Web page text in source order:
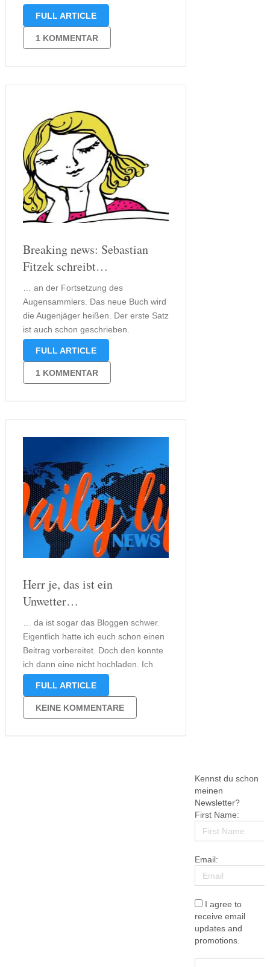
verschieden farbigen Lichtern
Liegestuhl und entspannt sich eine
3/4 h. Diese 45 min reichen aber …
FULL ARTICLE
1 KOMMENTAR
Breaking news: Sebastian
Fitzek schreibt…
… an der Fortsetzung des
Augensammlers. Das neue Buch wird
die Augenjäger heißen. Der erste Satz
ist auch schon geschrieben.
Sebastian Fitzek hat diesen jedoch
mitgeteilt. Auch die weitere kann man
jedoch trotzdem schon sehr gespannt
sein, da Zorbach und Alina …
FULL ARTICLE
1 KOMMENTAR
Herr je, das ist ein
Unwetter…
… da ist sogar das Bloggen schwer.
Eigentlich hatte ich euch schon einen
Beitrag vorbereitet. Doch den konnte
ich dann eine nicht hochladen. Ich
hoffe mit diesem hier wird es nun
Informationen bin ich heute gestoßen.
Der Augensammler erscheint auch
nur als …
FULL ARTICLE
KEINE KOMMENTARE
Kennst du schon
meinen
Newsletter?
First Name:
Email:
I agree to
receive email
updates and
promotions.